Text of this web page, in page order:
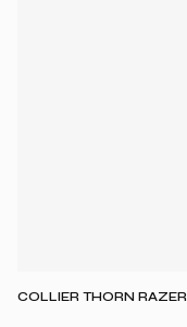
COLLIER THORN RAZER